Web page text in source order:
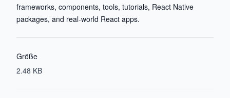
frameworks, components, tools, tutorials, React Native
packages, and real-world React apps.
Größe
2.48 KB